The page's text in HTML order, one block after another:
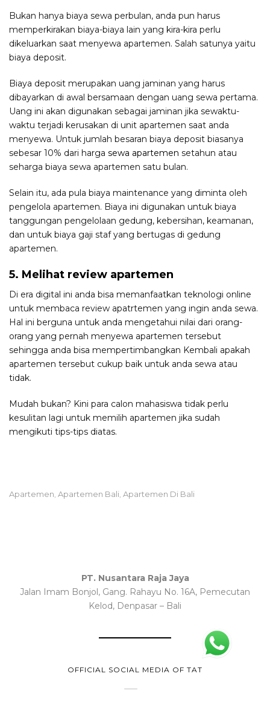
Bukan hanya biaya sewa perbulan, anda pun harus
memperkirakan biaya-biaya lain yang kira-kira perlu
dikeluarkan saat menyewa apartemen. Salah satunya yaitu
biaya deposit.
Biaya deposit merupakan uang jaminan yang harus
dibayarkan di awal bersamaan dengan uang sewa pertama.
Uang ini akan digunakan sebagai jaminan jika sewaktu-
waktu terjadi kerusakan di unit apartemen saat anda
menyewa. Untuk jumlah besaran biaya deposit biasanya
sebesar 10% dari harga sewa apartemen setahun atau
seharga biaya sewa apartemen satu bulan.
Selain itu, ada pula biaya maintenance yang diminta oleh
pengelola apartemen. Biaya ini digunakan untuk biaya
tanggungan pengelolaan gedung, kebersihan, keamanan,
dan untuk biaya gaji staf yang bertugas di gedung
apartemen.
5. Melihat review apartemen
Di era digital ini anda bisa memanfaatkan teknologi online
untuk membaca review apatrtemen yang ingin anda sewa.
Hal ini berguna untuk anda mengetahui nilai dari orang-
orang yang pernah menyewa apartemen tersebut
sehingga anda bisa mempertimbangkan Kembali apakah
apartemen tersebut cukup baik untuk anda sewa atau
tidak.
Mudah bukan? Kini para calon mahasiswa tidak perlu
kesulitan lagi untuk memilih apartemen jika sudah
mengikuti tips-tips diatas.
Apartemen, Apartemen Bali, Apartemen Di Bali
PT. Nusantara Raja Jaya
Jalan Imam Bonjol, Gang. Rahayu No. 16A, Pemecutan
Kelod, Denpasar – Bali
OFFICIAL SOCIAL MEDIA OF TAT